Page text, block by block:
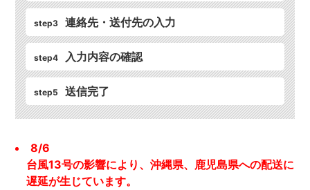
step3 連絡先・送付先の入力
step4 入力内容の確認
step5 送信完了
8/6
台風13号の影響により、沖縄県、鹿児島県への配送に
遅延が生じています。